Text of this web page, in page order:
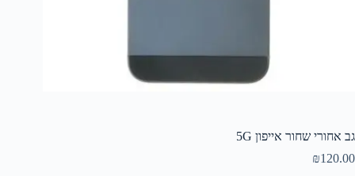
גב אחורי שחור אייפון 5G
₪120.00